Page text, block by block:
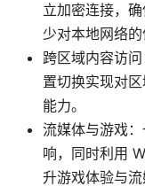
立加密连接，
少对本地网络的
跨区域内容访
置切换实现对
能力。
流媒体与游戏
响，同时利用
升游戏体验与流